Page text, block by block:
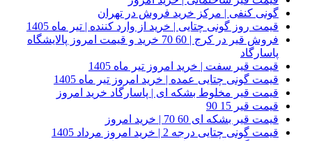
گونی کنفی | مرکز خرید فروش در تهران
قیمت روز گونی چتایی | خرید از وارد کننده | تیر ماه 1405
فروش قیر در کرج | 60 70 خرید و قیمت امروز پالایشگاه
پاسارگاد
قیمت قیر سفت | خرید امروز تیر ماه 1405
قیمت گونی چتایی عمده | خرید امروز تیر ماه 1405
قیمت قیر مخلوط بشکه ای | پاسارگاد خرید امروز
قیمت قیر 15 90
قیمت قیر بشکه ای 60 70 | خرید امروز
قیمت گونی چتایی درجه 2 | خرید امروز مرداد 1405